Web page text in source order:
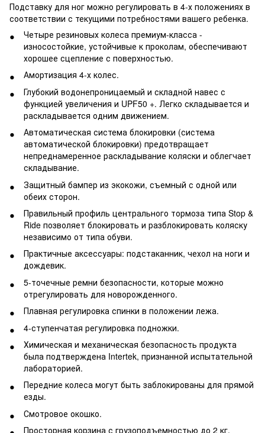
Подставку для ног можно регулировать в 4-х положениях в
соответствии с текущими потребностями вашего ребенка.
Четыре резиновых колеса премиум-класса -
износостойкие, устойчивые к проколам, обеспечивают
хорошее сцепление с поверхностью​.
Амортизация 4-х колес.
Глубокий водонепроницаемый и складной навес с
функцией увеличения и UPF50 +. Легко складывается и
раскладывается одним движением.
Автоматическая система блокировки (система
автоматической блокировки) предотвращает
непреднамеренное раскладывание коляски и облегчает
складывание.
Защитный бампер из экокожи, съемный с одной или
обеих сторон.
Правильный профиль центрального тормоза типа Stop &
Ride позволяет блокировать и разблокировать коляску
независимо от типа обуви.
Практичные аксессуары: подстаканник, чехол на ноги и
дождевик.
5-точечные ремни безопасности, которые можно
отрегулировать для новорожденного.
Плавная регулировка спинки в положении лежа.
4-ступенчатая регулировка подножки.
Химическая и механическая безопасность продукта
была подтверждена Intertek, признанной испытательной
лабораторией.
Передние колеса могут быть заблокированы для прямой
езды.
Смотровое окошко.
Просторная корзина с грузоподъемностью до 2 кг.